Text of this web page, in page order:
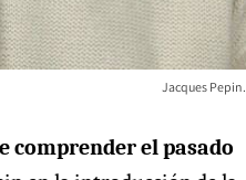
Jacques Pepin.
comprender el pasado